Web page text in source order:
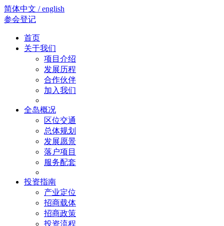
简体中文 / english
参会登记
首页
关于我们
项目介绍
发展历程
合作伙伴
加入我们
全岛概况
区位交通
总体规划
发展愿景
落户项目
服务配套
投资指南
产业定位
招商载体
招商政策
投资流程